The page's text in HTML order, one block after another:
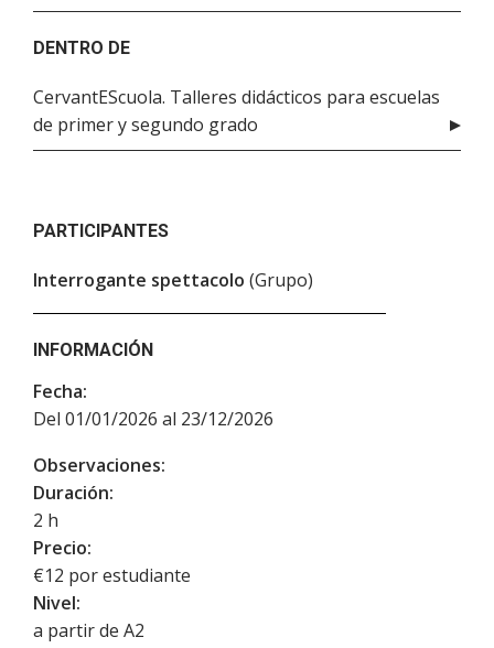
DENTRO DE
CervantEScuola. Talleres didácticos para escuelas
de primer y segundo grado
PARTICIPANTES
Interrogante spettacolo (Grupo)
INFORMACIÓN
Fecha:
Del 01/01/2026 al 23/12/2026
Observaciones:
Duración:
2 h
Precio:
€12 por estudiante
Nivel:
a partir de A2